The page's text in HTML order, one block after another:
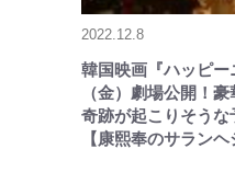
2022.12.8
韓国映画『ハッピー
（金）劇場公開！
奇跡が起こりそう
【康熙奉のサラン